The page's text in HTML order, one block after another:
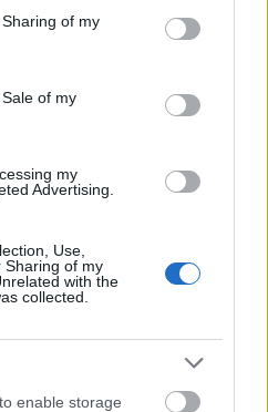
behaviour. You may click to
and its third-party tags to
purposes in below Google
of my
of my
my
Advertising.
Use,
Sharing of my
with the
collected.
enable storage
με τον Τσίπρα
στους στενούς του